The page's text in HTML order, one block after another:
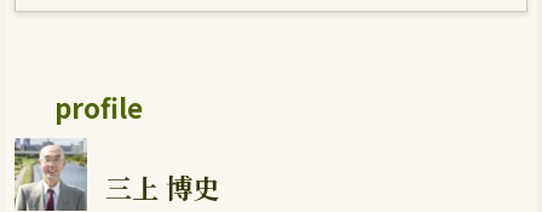
profile
三上 博史